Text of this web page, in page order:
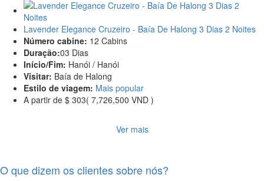
Lavender Elegance Cruzeiro - Baía De Halong 3 Dias 2 Noites
Número cabine: 12 Cabins
Duração:03 Dias
Início/Fim: Hanói / Hanói
Visitar: Baía de Halong
Estilo de viagem: Mais popular
A partir de $ 303( 7,726,500 VND )
Ver mais
O que dizem os clientes sobre nós?